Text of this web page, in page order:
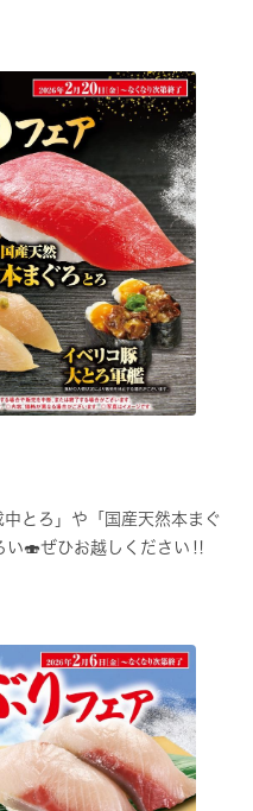
中とろ」や「国産天然本まぐ
い🍣ぜひお越しください‼